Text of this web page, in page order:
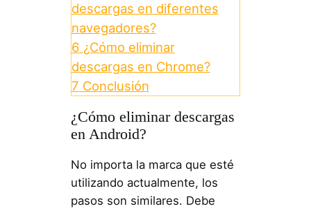
descargas en diferentes
navegadores?
6 ¿Cómo eliminar
descargas en Chrome?
7 Conclusión
¿Cómo eliminar descargas
en Android?
No importa la marca que esté
utilizando actualmente, los
pasos son similares. Debe